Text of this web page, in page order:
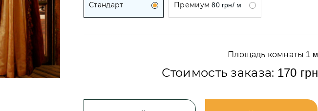
Зеленые фотообои
Голубые фотообои
Синие фотообои
Стандарт Премиум 80 грн/ м
Площадь комнаты 1 м
Стоимость заказа: 170 грн